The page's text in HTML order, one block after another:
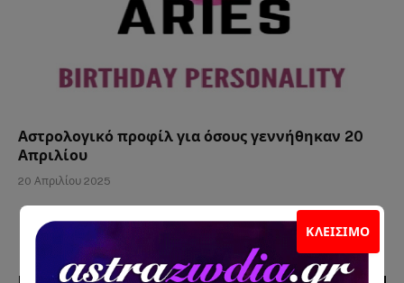
ΚΛΕΊΣΙΜΟ
Αστρολογικό προφίλ για όσους γεννήθηκαν 20
Απριλίου
20 Απριλίου 2025